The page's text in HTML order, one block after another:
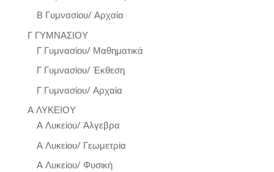
Β Γυμνασίου/ Αρχαία
Γ ΓΥΜΝΑΣΙΟΥ
Γ Γυμνασίου/ Μαθηματικά
Γ Γυμνασίου/ Έκθεση
Γ Γυμνασίου/ Αρχαία
Α ΛΥΚΕΙΟΥ
Α Λυκείου/ Άλγεβρα
Α Λυκείου/ Γεωμετρία
Α Λυκείου/ Φυσική